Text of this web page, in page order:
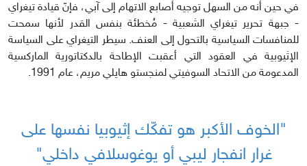
في حين أنه من السهل توجيه أصابع الاتهام إلى آبي، فإنّ قيادة تيغراي
- جبهة تحرير تيغراي الشعبية - مُخطئة بنفس القدر لأنها سمحت
للمنافسات السياسية بالتحول إلى العنف. سيطر التيغراي على السياسة
الإثيوبية في العقود التي أعقبت الإطاحة بالدكتاتورية الماركسية
المدعومة من الاتحاد السوفيتي لمنجستو هايلي مريم، عام 1991.
"الخوف الأكبر هو تفكّك إثيوبيا نفسها على
غرار انفجار ليبي أو يوغوسلافي داخلي"